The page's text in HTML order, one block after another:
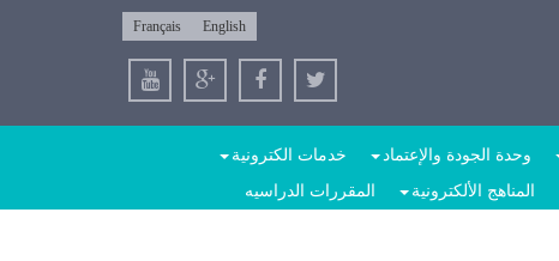
English
Français
وحدة الجودة والإعتماد
خدمات الكترونية
المناهج الألكترونية المقررات الدراسيه